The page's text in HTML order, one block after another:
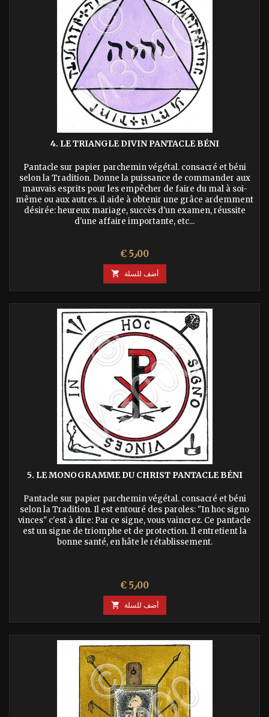
4. LE TRIANGLE DIVIN PANTACLE BÉNI
Pantacle sur papier parchemin végétal. consacré et béni
selon la Tradition. Donne la puissance de commander aux
mauvais esprits pour les empêcher de faire du mal à soi-
même ou aux autres. il aide à obtenir une grâce ardemment
désirée: heureux mariage, succès d'un examen, réussite
d'une affaire importante, etc...
السعر€ 5٫00
 أضف للسلة
5. LE MONOGRAMME DU CHRIST PANTACLE BÉNI
Pantacle sur papier parchemin végétal. consacré et béni
selon la Tradition. Il est entouré des paroles: "In hoc signo
vinces" c'est à dire: Par ce signe, vous vaincrez. Ce pantacle
est un signe de triomphe et de protection. Il entretient la
bonne santé, en hâte le rétablissement.
السعر€ 5٫00
 أضف للسلة